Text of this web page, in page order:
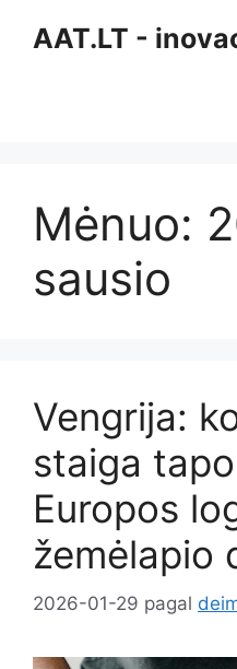
AAT.LT -
Mėnuo:
sausio
Vengrija:
staiga
Europos
žemėlapio
2026-01-29 pagal